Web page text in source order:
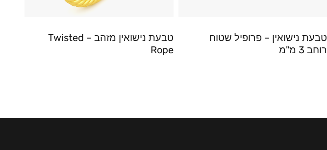
טבעת נישואין – פרופיל שטוח
רוחב 3 מ"מ
טבעת נישואין מזהב – Twisted
Rope